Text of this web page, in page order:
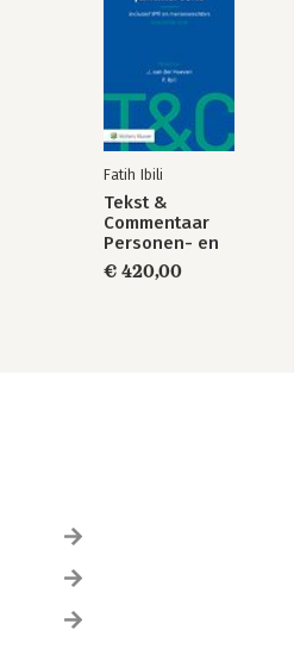
Fatih Ibili
Tekst &
Commentaar
Personen- en
Familierecht
€ 420,00